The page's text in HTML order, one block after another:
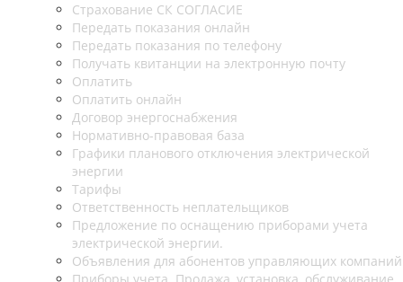
Страхование СК СОГЛАСИЕ
Передать показания онлайн
Передать показания по телефону
Получать квитанции на электронную почту
Оплатить
Оплатить онлайн
Договор энергоснабжения
Нормативно-правовая база
Графики планового отключения электрической
энергии
Тарифы
Ответственность неплательщиков
Предложение по оснащению приборами учета
электрической энергии.
Объявления для абонентов управляющих компаний